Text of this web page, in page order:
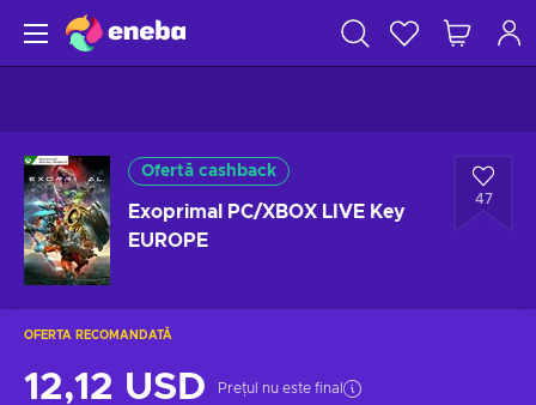
Ofertă cashback
Exoprimal PC/XBOX LIVE Key
EUROPE
47
OFERTA RECOMANDATĂ
12,12 USD Prețul nu este final